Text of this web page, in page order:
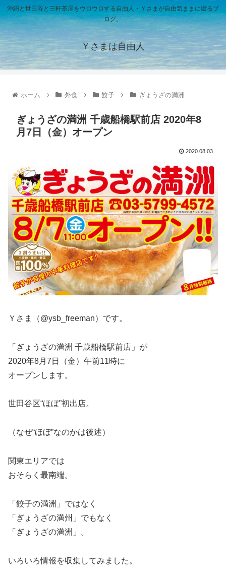
沖縄と世田谷と三軒茶屋をウロウロする自由人・Ｙさまが自由気ままに綴るブ
ログ。
Ｙさまは自由人
ホーム 外食 餃子 ぎょうざの満洲
ぎょうざの満洲 千歳船橋駅前店 2020年8
月7日（金）オープン
2020.08.03
Ｙさま（@ysb_freeman）です。
「ぎょうざの満洲 千歳船橋駅前店」が
2020年8月7日（金）午前11時に
オープンします。
世田谷区“ほぼ”初出店。
（なぜ“ほぼ”なのかは後述）
関東エリアでは
おそらく最南端。
「餃子の満洲」ではなく
「ぎょうざの満州」でもなく
「ぎょうざの満洲」。
いろいろ情報を収集してみました。